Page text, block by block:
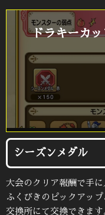
ドラキーカ
シーズンメダル
大会のクリア報酬で手
ふくびきのピックアッ
交換所にて交換できます